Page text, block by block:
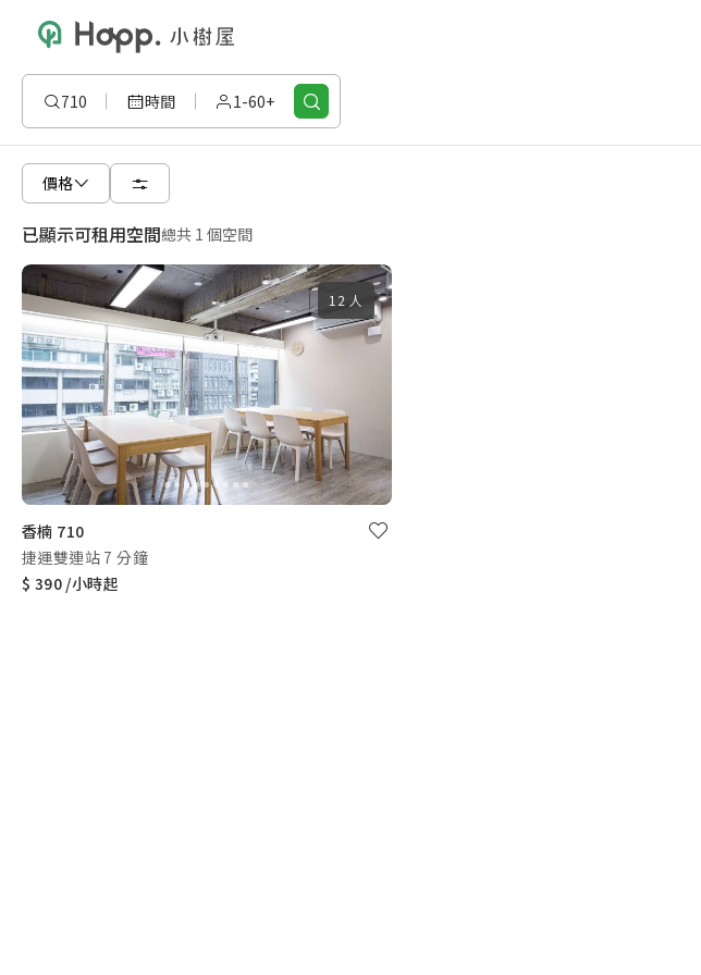
710 時間 1-60+
價格
已顯示可租用空間總共 1 個空間
12 人
香楠 710
捷運雙連站 7 分鐘
$ 390 /小時起